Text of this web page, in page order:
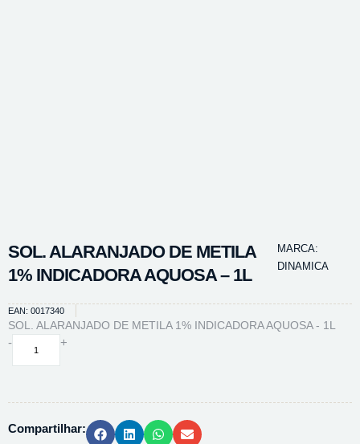
SOL. ALARANJADO DE METILA
1% INDICADORA AQUOSA – 1L
MARCA:
DINAMICA
EAN: 0017340
SOL. ALARANJADO DE METILA 1% INDICADORA AQUOSA - 1L
-
SOL.
INDICADORA
+
Compartilhar: